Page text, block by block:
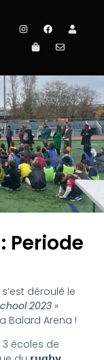
Periode
déroulé le
2023 »
Balard Arena !
3 écoles de